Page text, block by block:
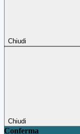
Chiudi
Chiudi
Conferma